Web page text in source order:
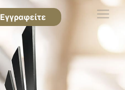
Εγγραφείτε